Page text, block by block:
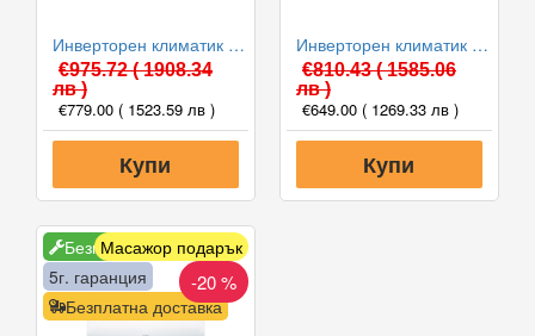
Инверторен климатик KAISAI ICE KLW-12HRHI/KLWB-12HRHO, 12000 BTU, Клас A+++
€975.72( 1908.34
лв )
€779.00 ( 1523.59 лв )
Купи
Инверторен климатик KAISAI ECO KEX-09KTH2I/KEX-09KTH2O, 9000 BTU, Клас A++
€810.43( 1585.06
лв )
€649.00 ( 1269.33 лв )
Купи
Безплатен монтаж
Безплатна доставка
5г. гаранция
Масажор подарък
-20 %